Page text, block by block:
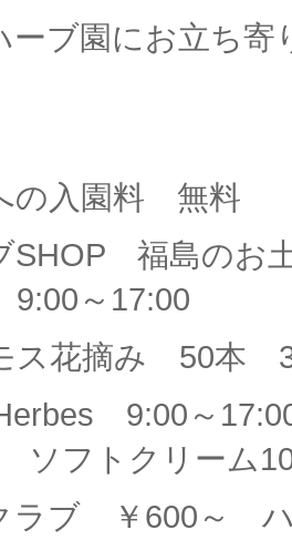
ーブ園にお立ち寄
の入園料 無料
福島のお
～17:00
ス花摘み 50本
9:00～
ソフトクリーム
ラブ ￥600～ ハ